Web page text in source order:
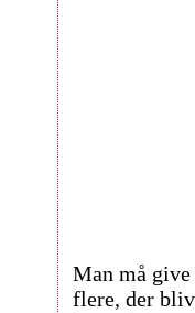
Man må
flere, der